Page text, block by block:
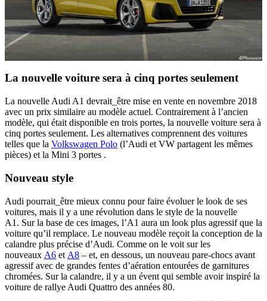
La nouvelle voiture sera à cinq portes seulement
La nouvelle Audi A1 devrait_être mise en vente en novembre 2018
avec un prix similaire au modèle actuel. Contrairement à l’ancien
modèle, qui était disponible en trois portes, la nouvelle voiture sera à
cinq portes seulement. Les alternatives comprennent des voitures
telles que la Volkswagen Polo (l’Audi et VW partagent les mêmes
pièces) et la Mini 3 portes .
Nouveau style
Audi pourrait_être mieux connu pour faire évoluer le look de ses
voitures, mais il y a une révolution dans le style de la nouvelle
A1. Sur la base de ces images, l’A1 aura un look plus agressif que la
voiture qu’il remplace. Le nouveau modèle reçoit la conception de la
calandre plus précise d’Audi. Comme on le voit sur les
nouveaux A6 et A8 – et, en dessous, un nouveau pare-chocs avant
agressif avec de grandes fentes d’aération entourées de garnitures
chromées. Sur la calandre, il y a un évent qui semble avoir inspiré la
voiture de rallye Audi Quattro des années 80.